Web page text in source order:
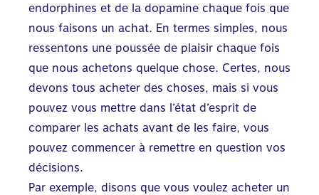
endorphines et de la dopamine chaque fois que
nous faisons un achat. En termes simples, nous
ressentons une poussée de plaisir chaque fois
que nous achetons quelque chose. Certes, nous
devons tous acheter des choses, mais si vous
pouvez vous mettre dans l’état d’esprit de
comparer les achats avant de les faire, vous
pouvez commencer à remettre en question vos
décisions.
Par exemple, disons que vous voulez acheter un